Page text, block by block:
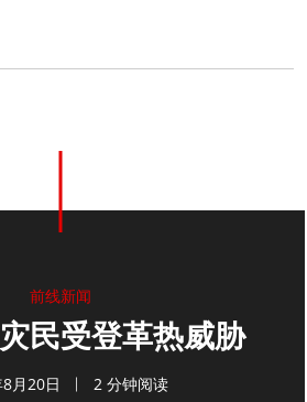
前线新闻
民受登革热威胁
月20日 2 分钟阅读